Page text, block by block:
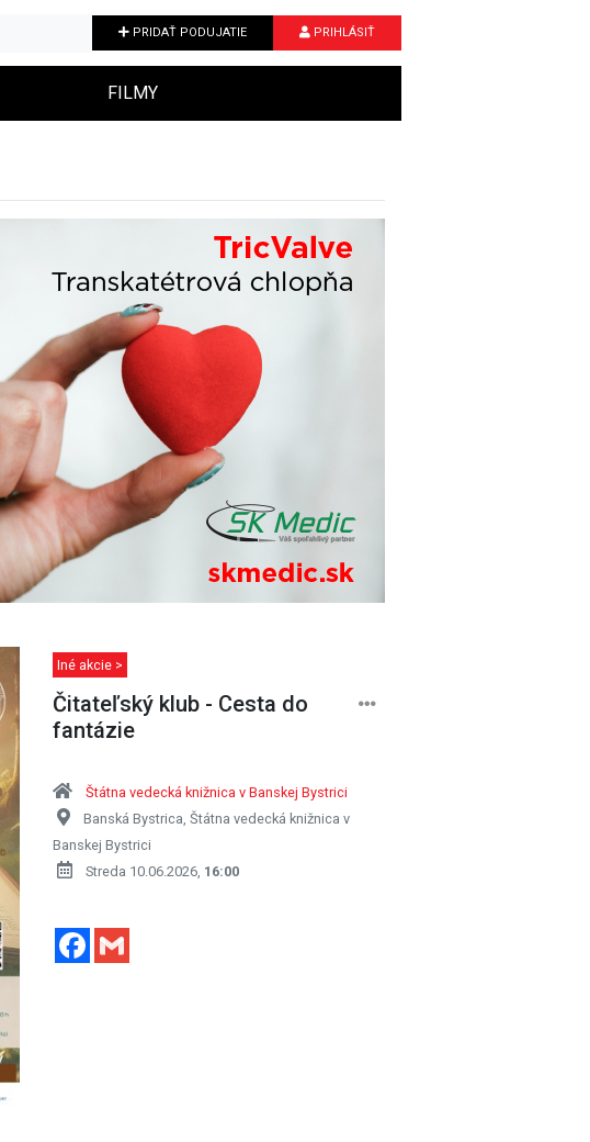
PRIDAŤ PODUJATIE PRIHLÁSIŤ
FILMY
Iné akcie >
Čitateľský klub - Cesta do
fantázie
Štátna vedecká knižnica v Banskej Bystrici
Banská Bystrica, Štátna vedecká knižnica v
Banskej Bystrici
Streda 10.06.2026, 16:00
Facebook